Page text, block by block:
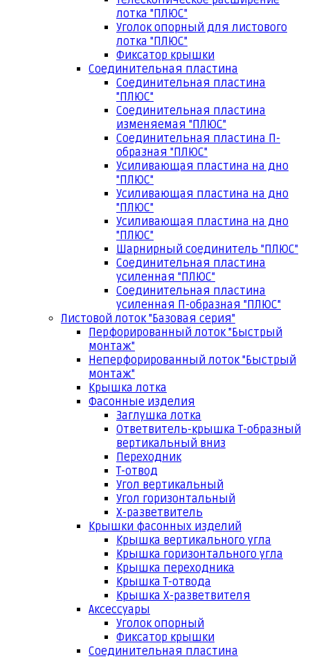
лотка "ПЛЮС"
Уголок опорный для листового
лотка "ПЛЮС"
Фиксатор крышки
Соединительная пластина
Соединительная пластина
"ПЛЮС"
Соединительная пластина
изменяемая "ПЛЮС"
Соединительная пластина П-
образная "ПЛЮС"
Усиливающая пластина на дно
"ПЛЮС"
Усиливающая пластина на дно
"ПЛЮС"
Усиливающая пластина на дно
"ПЛЮС"
Шарнирный соединитель "ПЛЮС"
Соединительная пластина
усиленная "ПЛЮС"
Соединительная пластина
усиленная П-образная "ПЛЮС"
Листовой лоток "Базовая серия"
Перфорированный лоток "Быстрый
монтаж"
Неперфорированный лоток "Быстрый
монтаж"
Крышка лотка
Фасонные изделия
Заглушка лотка
Ответвитель-крышка Т-образный
вертикальный вниз
Переходник
Т-отвод
Угол вертикальный
Угол горизонтальный
Х-разветвитель
Крышки фасонных изделий
Крышка вертикального угла
Крышка горизонтального угла
Крышка переходника
Крышка Т-отвода
Крышка Х-разветвителя
Аксессуары
Уголок опорный
Фиксатор крышки
Соединительная пластина